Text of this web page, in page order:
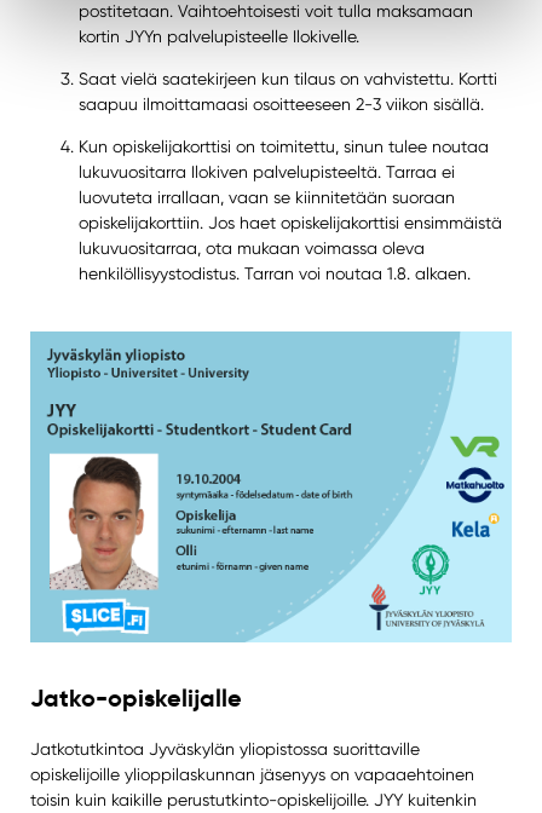
postitetaan. Vaihtoehtoisesti voit tulla maksamaan
kortin JYYn palvelupisteelle Ilokivelle.
Saat vielä saatekirjeen kun tilaus on vahvistettu. Kortti
saapuu ilmoittamaasi osoitteeseen 2-3 viikon sisällä.
Kun opiskelijakorttisi on toimitettu, sinun tulee noutaa
lukuvuositarra Ilokiven palvelupisteeltä. Tarraa ei
luovuteta irrallaan, vaan se kiinnitetään suoraan
opiskelijakorttiin. Jos haet opiskelijakorttisi ensimmäistä
lukuvuositarraa, ota mukaan voimassa oleva
henkilöllisyystodistus. Tarran voi noutaa 1.8. alkaen.
Jatko-opiskelijalle
Jatkotutkintoa Jyväskylän yliopistossa suorittaville
opiskelijoille ylioppilaskunnan jäsenyys on vapaaehtoinen
toisin kuin kaikille perustutkinto-opiskelijoille. JYY kuitenkin